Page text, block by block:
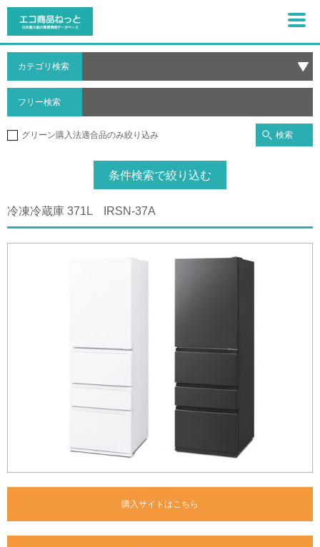
カテゴリ検索
フリー検索
グリーン購入法適合品のみ絞り込み 検索
条件検索で絞り込む
冷凍冷蔵庫 371L IRSN-37A
購入サイトはこちら